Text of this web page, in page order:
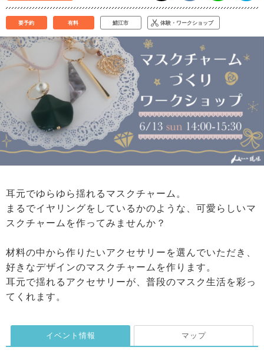
要予約 有料 鯖江市 体験・ワークショップ
耳元でゆらゆら揺れるマスクチャーム。
まるでイヤリングをしているかのような、可愛らしいマ
スクチャームを作ってみませんか？
材料の中から作りたいアクセサリーを選んでいただき、
好きなデザインのマスクチャームを作ります。
耳元で揺れるアクセサリーが、普段のマスク生活を彩っ
てくれます。
イベント情報 マップ